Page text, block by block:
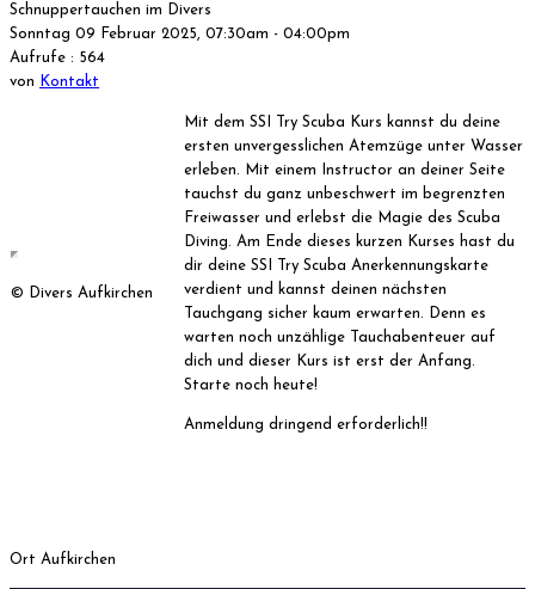
Schnuppertauchen im Divers
Sonntag 09 Februar 2025, 07:30am - 04:00pm
Aufrufe : 564
von
Kontakt
© Divers Aufkirchen
Mit dem SSI Try Scuba Kurs kannst du deine
ersten unvergesslichen Atemzüge unter Wasser
erleben. Mit einem Instructor an deiner Seite
tauchst du ganz unbeschwert im begrenzten
Freiwasser und erlebst die Magie des Scuba
Diving. Am Ende dieses kurzen Kurses hast du
dir deine SSI Try Scuba Anerkennungskarte
verdient und kannst deinen nächsten
Tauchgang sicher kaum erwarten. Denn es
warten noch unzählige Tauchabenteuer auf
dich und dieser Kurs ist erst der Anfang.
Starte noch heute!
Anmeldung dringend erforderlich!!
Ort Aufkirchen